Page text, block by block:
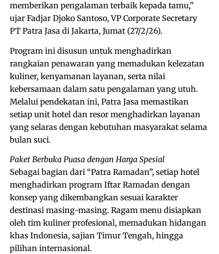
memberikan pengalaman terbaik kepada tamu,”
ujar Fadjar Djoko Santoso, VP Corporate Secretary
PT Patra Jasa di Jakarta, Jumat (27/2/26).
Program ini disusun untuk menghadirkan
rangkaian penawaran yang memadukan kelezatan
kuliner, kenyamanan layanan, serta nilai
kebersamaan dalam satu pengalaman yang utuh.
Melalui pendekatan ini, Patra Jasa memastikan
setiap unit hotel dan resor menghadirkan layanan
yang selaras dengan kebutuhan masyarakat selama
bulan suci.
Paket Berbuka Puasa dengan Harga Spesial
Sebagai bagian dari “Patra Ramadan”, setiap hotel
menghadirkan program Iftar Ramadan dengan
konsep yang dikembangkan sesuai karakter
destinasi masing-masing. Ragam menu disiapkan
oleh tim kuliner profesional, memadukan hidangan
khas Indonesia, sajian Timur Tengah, hingga
pilihan internasional.